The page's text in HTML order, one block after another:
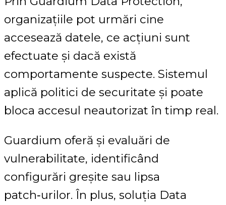
organizațiile pot urmări cine
accesează datele, ce acțiuni sunt
efectuate și dacă există
comportamente suspecte. Sistemul
aplică politici de securitate și poate
bloca accesul neautorizat în timp real.
Guardium oferă și evaluări de
vulnerabilitate, identificând
configurări greșite sau lipsa
patch‑urilor. În plus, soluția Data